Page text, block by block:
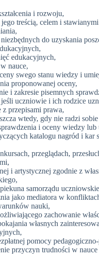
i rozwoju,
treścią, celem i
do uzyskania
edukacyjnych,
nauce,
swego stanu wiedzy i
proponowanej oceny,
i zakresie pisemnych
jeśli uczniowie i ich rodzice
z przepisami prawa,
wtedy, gdy nie radzi
i oceny wiedzy lub
katalogu nagród i
przeglądach,
i artystycznej zgodnie z
samorządu
jako mediatora w
nauki,
zachowanie
własnych
pomocy
przyczyn trudności w